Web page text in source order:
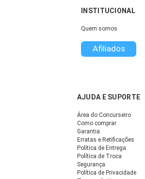
INSTITUCIONAL
Quem somos
Afiliados
AJUDA E SUPORTE
Área do Concurseiro
Como comprar
Garantia
Erratas e Retificações
Política de Entrega
Política de Troca
Segurança
Política de Privacidade